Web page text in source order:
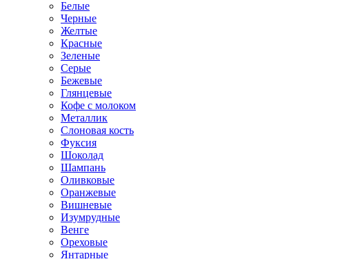
Белые
Черные
Желтые
Красные
Зеленые
Серые
Бежевые
Глянцевые
Кофе с молоком
Металлик
Слоновая кость
Фуксия
Шоколад
Шампань
Оливковые
Оранжевые
Вишневые
Изумрудные
Венге
Ореховые
Янтарные